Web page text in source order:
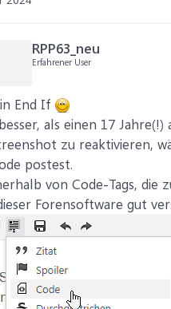
RPP63_neu
Erfahrener User
End If
als einen 17 Jahre(!)
zu reaktivieren,
postest.
von Code-Tags, die
Forensoftware gut